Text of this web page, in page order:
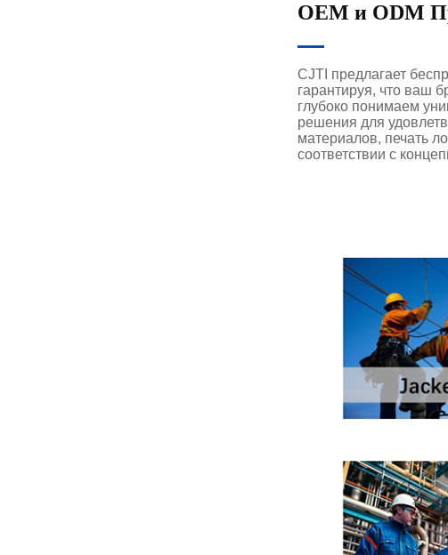
OEM и ODM
CJTI предлагает
гарантируя, что ваш
глубоко понимаем
решения для
материалов, печать
соответствии с